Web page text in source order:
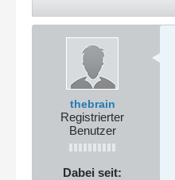
thebrain
Registrierter
Benutzer
Dabei seit: